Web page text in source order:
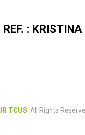
: KRISTINA
TOUS . All Rights